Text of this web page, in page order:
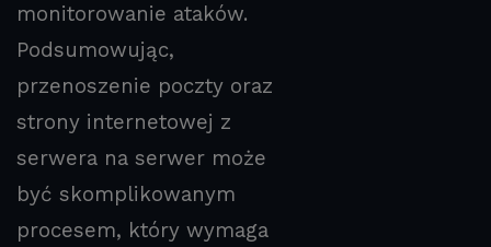
monitorowanie ataków.
Podsumowując,
przenoszenie poczty oraz
strony internetowej z
serwera na serwer może
być skomplikowanym
procesem, który wymaga